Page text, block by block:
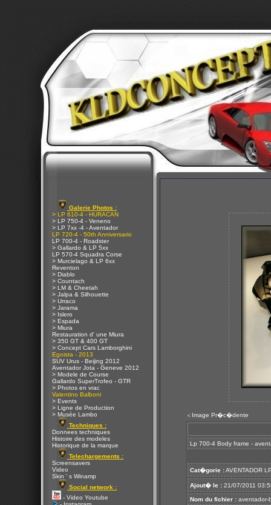
Galerie Photos :
> LP 610-4 - HURACAN
> LP 750-4 - Veneno
> LP 7xx -4 - Aventador
LP 720-4 - 50th Anniversario
LP 700-4 - Roadster
> Gallardo & LP 5xx
LP 570-4 Squadra Corse
> Murcielago & LP 6xx
Reventon
> Diablo
> Countach
> LM & Cheetah
> Jalpa & Silhouette
> Urraco
> Jarama
> Islero
> Espada
> Miura
Restauration d' une Miura
> 350 GT & 400 GT
> Concept Cars Lamborghini
Egoista - 2013
SUV Urus - Beijing 2012
Aventador Jota - Geneve 2012
> Modele de Course
Gallardo SuperTrofeo - GTR
> Photos en vrac
Valentino Balboni
> Events
> Ligne de Production
> Musée Lambo
Techniques :
Donnees techniques
Histoire des modeles
Historique de la marque
Telechargements :
Screensavers
Video
Skin ' s Winamp
Social network :
- Video Youtube
< Image Pr�c�dente
Lp 700-4 Body frame -
Cat�gorie :AVENTADOR
Ajout� le : 21/07/2011
Nom du fichier : aventador-